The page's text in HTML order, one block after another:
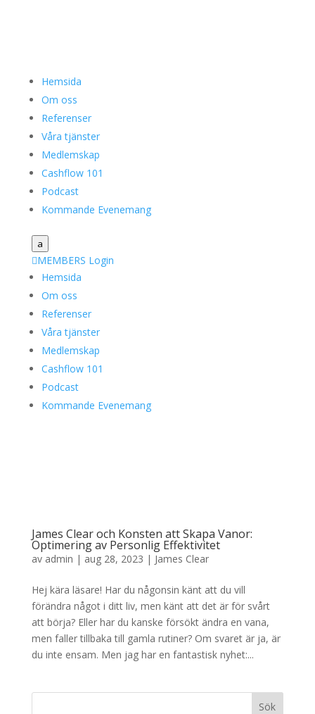
Hemsida
Om oss
Referenser
Våra tjänster
Medlemskap
Cashflow 101
Podcast
Kommande Evenemang
a
MEMBERS Login
Hemsida
Om oss
Referenser
Våra tjänster
Medlemskap
Cashflow 101
Podcast
Kommande Evenemang
James Clear och Konsten att Skapa Vanor:
Optimering av Personlig Effektivitet
av admin | aug 28, 2023 | James Clear
Hej kära läsare! Har du någonsin känt att du vill
förändra något i ditt liv, men känt att det är för svårt
att börja? Eller har du kanske försökt ändra en vana,
men faller tillbaka till gamla rutiner? Om svaret är ja, är
du inte ensam. Men jag har en fantastisk nyhet:...
Sök